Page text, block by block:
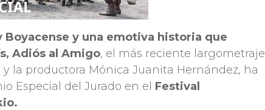
Boyacense y una emotiva historia que
Adiós al Amigo, el más reciente largometraje
la productora Mónica Juanita Hernández, ha
Especial del Jurado en el Festival